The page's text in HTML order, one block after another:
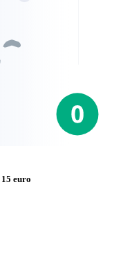
15 euro